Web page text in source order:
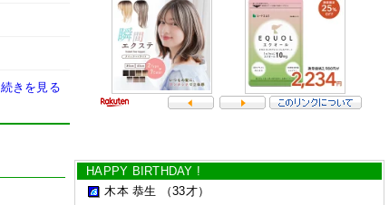
続きを見る
HAPPY BIRTHDAY !
木本 恭生
（33才）